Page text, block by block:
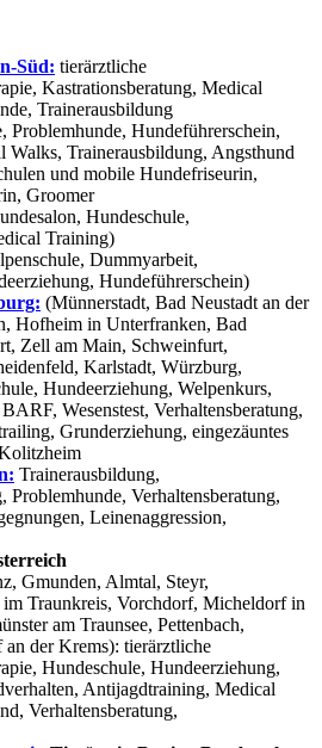
Süd: tierärztliche
Kastrationsberatung, Medical
Trainerausbildung
Problemhunde, Hundeführerschein,
Walks, Trainerausbildung, Angsthund
und mobile Hundefriseurin,
Groomer
Hundeschule,
Training)
Dummyarbeit,
Hundeführerschein)
(Münnerstadt, Bad Neustadt an der
Hofheim in Unterfranken, Bad
Zell am Main, Schweinfurt,
Karlstadt, Würzburg,
Hundeerziehung, Welpenkurs,
Wesenstest, Verhaltensberatung,
Grunderziehung, eingezäuntes
Trainerausbildung,
Problemhunde, Verhaltensberatung,
Leinenaggression,
Gmunden, Almtal, Steyr,
im Traunkreis, Vorchdorf, Micheldorf in
am Traunsee, Pettenbach,
der Krems): tierärztliche
Hundeschule, Hundeerziehung,
Antijagdtraining, Medical
Verhaltensberatung,